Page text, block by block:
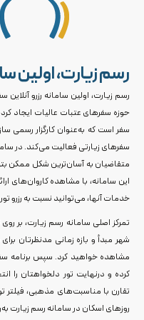
رسم زیارت، اولین
رسم زیارت، اولین سامانه رزرو
حوزه سفر‌های عتبات عالیات ایجاد
سفر‌های زیارتی فعالیت می‌کند. در
متقاضیان به آسان‌ترین شکل ممکن
این سامانه، با مشاهده کاروان‌های
خدمات آنها، می‌توانید نسبت به رزرو
تمرکز اصلی سامانه رسم زیارت، بر روی
شهر مبدأ و بازه زمانی مدنظرتان
مشاهده خواهید کرد. سپس برنامه
کرده و درنهایت تور دلخواهتان را
تقارن با مناسبت‌های مذهبی، فیلتر
روز‌های اسکان در سامانه رسم زیارت